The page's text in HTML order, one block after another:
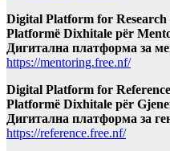
Digital Platform for
Platformë Dixhitale për
Дигитална платформа за
https://mentoring.free.nf/
Digital Platform for
Platformë Dixhitale për
Дигитална платформа за
https://reference.free.nf/